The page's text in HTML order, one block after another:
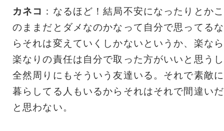
カネコ ：なるほど！結局不安になったりとかこ
のままだとダメなのかなって自分で思ってるな
らそれは変えていくしかないというか、楽なら
楽なりの責任は自分で取った方がいいと思うし
全然周りにもそういう友達いる。それで素敵に
暮らしてる人もいるからそれはそれで間違いだ
と思わない。